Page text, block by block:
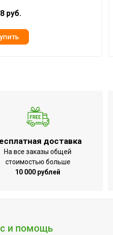
товара
товара
товара
руб.
доставка
На все заказы общей
стоимостью больше
10 000 рублей
и помощь